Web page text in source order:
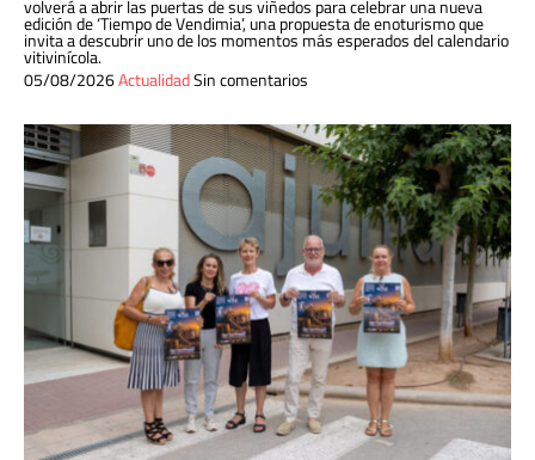
volverá a abrir las puertas de sus viñedos para celebrar una nueva
edición de ‘Tiempo de Vendimia’, una propuesta de enoturismo que
invita a descubrir uno de los momentos más esperados del calendario
vitivinícola.
05/08/2026ActualidadSin comentarios